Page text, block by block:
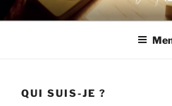
Aller
au
DOUZE12
QUI SUIS-JE ?